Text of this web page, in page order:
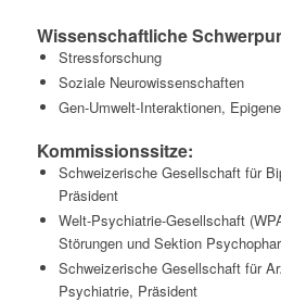
Wissenschaftliche
Stressforschung
Soziale Neurowissenschaften
Gen-Umwelt-Interaktionen,
Kommissionssitze:
Schweizerische Gesellschaft für
Präsident
Welt-Psychiatrie-Gesellschaft
Störungen und Sektion
Schweizerische Gesellschaft für
Psychiatrie, Präsident